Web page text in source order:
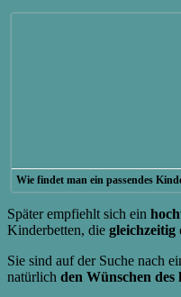
Wie findet man ein passendes
Später empfiehlt sich ein
Kinderbetten, die
Sie sind auf der Suche nach
natürlich den Wünschen des